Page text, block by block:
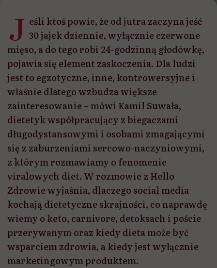
J eśli ktoś powie, że od jutra zaczyna jeść
30 jajek dziennie, wyłącznie czerwone
mięso, a do tego robi 24-godzinną głodówkę,
pojawia się element zaskoczenia. Dla ludzi
jest to egzotyczne, inne, kontrowersyjne i
właśnie dlatego wzbudza większe
zainteresowanie – mówi Kamil Suwała,
dietetyk współpracujący z biegaczami
długodystansowymi i osobami zmagającymi
się z zaburzeniami sercowo-naczyniowymi,
z którym rozmawiamy o fenomenie
viralowych diet. W rozmowie z Hello
Zdrowie wyjaśnia, dlaczego social media
kochają dietetyczne skrajności, co naprawdę
wiemy o keto, carnivore, detoksach i poście
przerywanym oraz kiedy dieta może być
wsparciem zdrowia, a kiedy jest wyłącznie
marketingowym produktem.